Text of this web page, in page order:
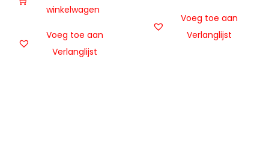
winkelwagen
Voeg toe aan
Verlanglijst
Voeg toe aan
Verlanglijst